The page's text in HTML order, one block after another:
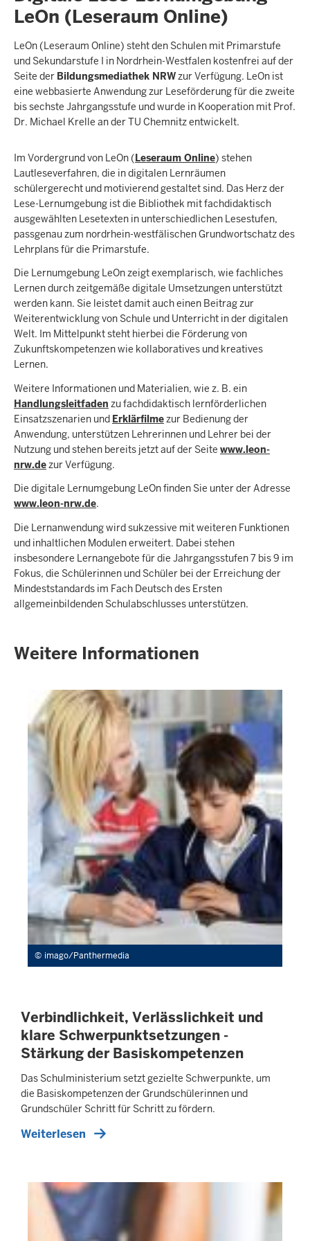
LeOn (Leseraum Online)
LeOn (Leseraum Online) steht den Schulen mit Primarstufe
und Sekundarstufe I in Nordrhein-Westfalen kostenfrei auf der
Seite der Bildungsmediathek NRWzur Verfügung. LeOn ist
eine webbasierte Anwendung zur Leseförderung für die zweite
bis sechste Jahrgangsstufe und wurde in Kooperation mit Prof.
Dr. Michael Krelle an der TU Chemnitz entwickelt.
Im Vordergrund von LeOn (Leseraum Online) stehen
Lautleseverfahren, die in digitalen Lernräumen
schülergerecht und motivierend gestaltet sind. Das Herz der
Lese-Lernumgebung ist die Bibliothek mit fachdidaktisch
ausgewählten Lesetexten in unterschiedlichen Lesestufen,
passgenau zum nordrhein-westfälischen Grundwortschatz des
Lehrplans für die Primarstufe.
Die Lernumgebung LeOn zeigt exemplarisch, wie fachliches
Lernen durch zeitgemäße digitale Umsetzungen unterstützt
werden kann. Sie leistet damit auch einen Beitrag zur
Weiterentwicklung von Schule und Unterricht in der digitalen
Welt. Im Mittelpunkt steht hierbei die Förderung von
Zukunftskompetenzen wie kollaboratives und kreatives
Lernen.
Weitere Informationen und Materialien, wie z. B. ein
Handlungsleitfaden zu fachdidaktisch lernförderlichen
Einsatzszenarien und Erklärfilmezur Bedienung der
Anwendung, unterstützen Lehrerinnen und Lehrer bei der
Nutzung und stehen bereits jetzt auf der Seite www.leon-
nrw.dezur Verfügung.
Die digitale Lernumgebung LeOn finden Sie unter der Adresse
www.leon-nrw.de.
Die Lernanwendung wird sukzessive mit weiteren Funktionen
und inhaltlichen Modulen erweitert. Dabei stehen
insbesondere Lernangebote für die Jahrgangsstufen 7 bis 9 im
Fokus, die Schülerinnen und Schüler bei der Erreichung der
Mindeststandards im Fach Deutsch des Ersten
allgemeinbildenden Schulabschlusses unterstützen.
Weitere Informationen
imago/Panthermedia
Verbindlichkeit, Verlässlichkeit und
klare Schwerpunktsetzungen -
Stärkung der Basiskompetenzen
Das Schulministerium setzt gezielte Schwerpunkte, um
die Basiskompetenzen der Grundschülerinnen und
Grundschüler Schritt für Schritt zu fördern.
Weiterlesen